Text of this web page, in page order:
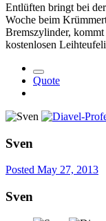
Entlüften bringt bei
Woche beim
Bremszylinder,
kostenlosen
Quote
Sven
Posted May 27, 2013
Sven